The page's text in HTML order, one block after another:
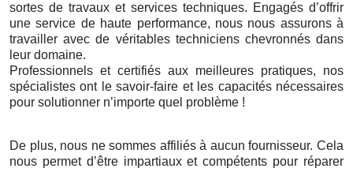
sortes de travaux et services techniques. Engagés d’offrir
une service de haute performance, nous nous assurons à
travailler avec de véritables techniciens chevronnés dans
leur domaine.
Professionnels et certifiés aux meilleures pratiques, nos
spécialistes ont le savoir-faire et les capacités nécessaires
pour solutionner n’importe quel problème !
De plus, nous ne sommes affiliés à aucun fournisseur. Cela
nous permet d’être impartiaux et compétents pour réparer